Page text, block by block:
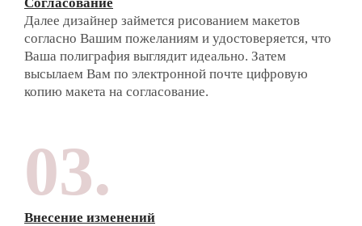
Далее дизайнер займется рисованием макетов
согласно Вашим пожеланиям и удостоверяется, что
Ваша полиграфия выглядит идеально. Затем
высылаем Вам по электронной почте цифровую
копию макета на согласование.
03.
Внесение изменений